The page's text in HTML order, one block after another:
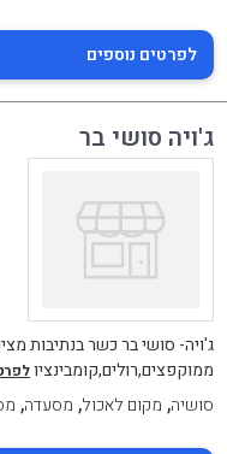
לפרטים נוספים
ג'ויה סושי בר
ג'ויה- סושי בר כשר בנתיבות
ממוקפצים,רולים,קומבינציו
סושיה, מקום לאכול, מסעדה,